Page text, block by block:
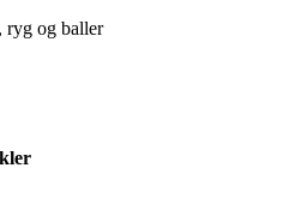
ryg og baller